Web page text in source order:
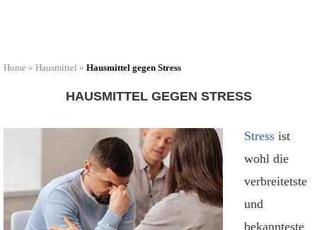
Home » Hausmittel » Hausmittel gegen Stress
HAUSMITTEL GEGEN STRESS
Stress ist
wohl die
verbreitetste
und
bekannteste